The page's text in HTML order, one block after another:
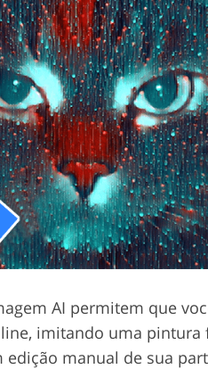
Dados de Treinamento de
IA
AI permitem que
imitando uma pintura
manual de sua